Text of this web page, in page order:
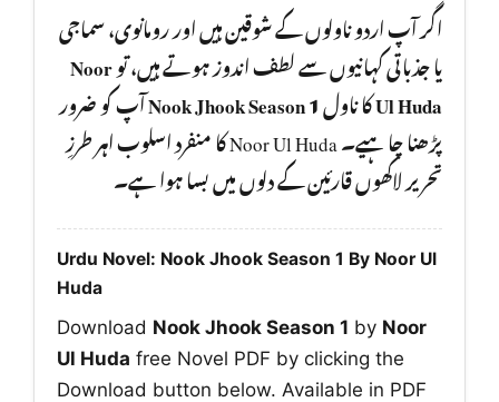
اگر آپ اردو ناولوں کے شوقین ہیں اور رومانوی، سماجی
یا جذباتی کہانیوں سے لطف اندوز ہوتے ہیں، توNoor
Ul Hudaکا ناولNook Jhook Season 1آپ کو ضرور
پڑھنا چا ہیے۔ Noor Ul Huda کا منفرد اسلوب اہر طرزِ
تحریر لاکھوں قارئین کے دلوں میں بسا ہوا ہے۔
Urdu Novel: Nook Jhook Season 1 By Noor Ul
Huda
Download Nook Jhook Season 1 by Noor
Ul Huda free Novel PDF by clicking the
Download button below. Available in PDF